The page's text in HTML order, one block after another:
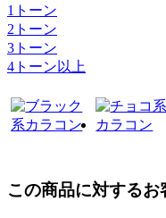
1トーン
2トーン
3トーン
4トーン以上
この商品に対するお